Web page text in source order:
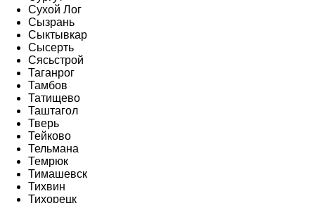
Сухой Лог
Сызрань
Сыктывкар
Сысерть
Сясьстрой
Таганрог
Тамбов
Татищево
Таштагол
Тверь
Тейково
Тельмана
Темрюк
Тимашевск
Тихвин
Тихорецк